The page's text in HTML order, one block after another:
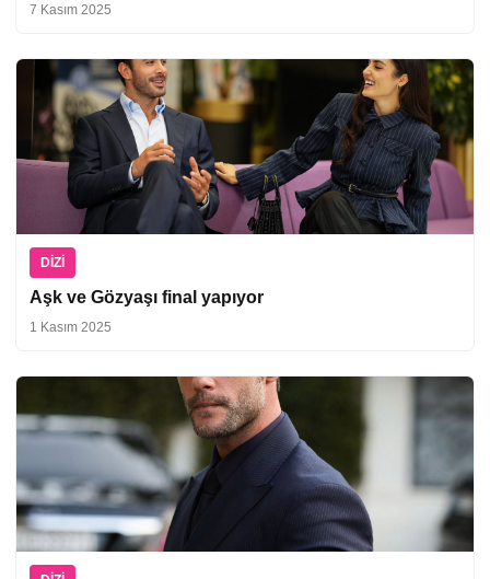
7 Kasım 2025
DIZI
Aşk ve Gözyaşı final yapıyor
1 Kasım 2025